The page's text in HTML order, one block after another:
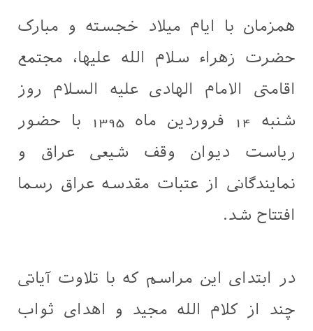
همزمان با ایام میلاد خجسته و مبارک
حضرت زهراء سلام الله علیها، مجتمع
اقامتی الامام الهادی علیه السلام روز
شنبه 14 فروردین ماه 1395 با حضور
ریاست دیوان وقف شیعی عراق و
نمایندگانی از عتبات مقدسه عراق رسما
افتتاح شد.
در ابتدای این مراسم که با تلاوت آیاتی
چند از کلام الله مجید و اهدای ثواب